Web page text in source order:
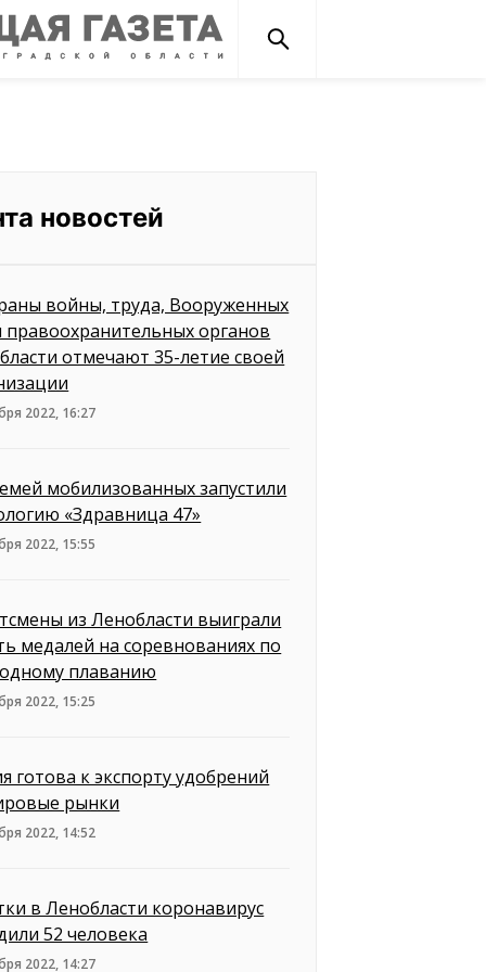
новостей
войны, труда, Вооруженных
правоохранительных органов
отмечают 35-летие своей
2022, 16:27
мобилизованных запустили
«Здравница 47»
2022, 15:55
из Ленобласти выиграли
медалей на соревнованиях по
плаванию
2022, 15:25
готова к экспорту удобрений
рынки
2022, 14:52
в Ленобласти коронавирус
52 человека
2022, 14:27